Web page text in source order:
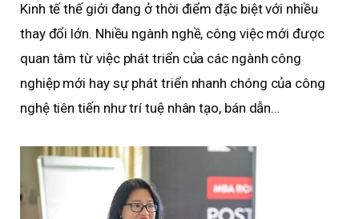
Kinh tế thế giới đang ở thời điểm đặc biệt với nhiều
thay đổi lớn. Nhiều ngành nghề, công việc mới được
quan tâm từ việc phát triển của các ngành công
nghiệp mới hay sự phát triển nhanh chóng của công
nghệ tiên tiến như trí tuệ nhân tạo, bán dẫn…